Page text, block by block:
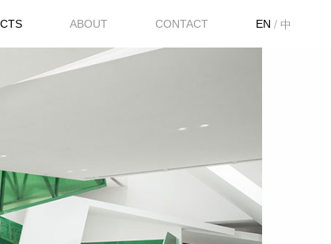
ABOUT CONTACT EN / 中